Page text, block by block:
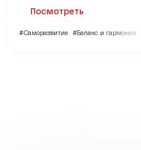
Посмотреть
#Саморазвитие #Баланс и гармония